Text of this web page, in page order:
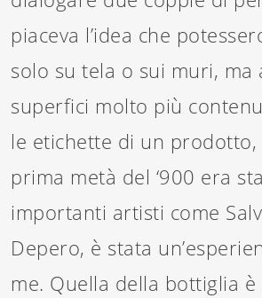
piaceva l’idea che
solo su tela o sui muri, ma
superfici molto più
le etichette di un prodotto,
prima metà del ‘900 era
importanti artisti come
Depero, è stata
me. Quella della bottiglia è